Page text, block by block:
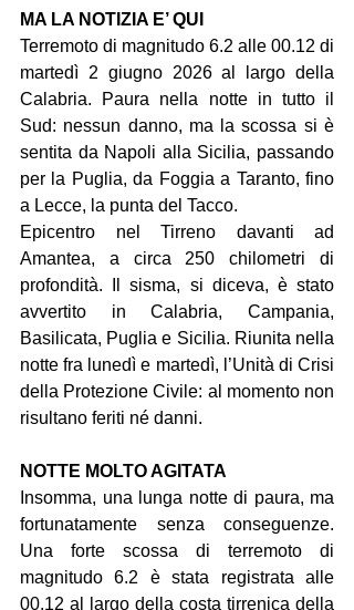
MA LA NOTIZIA E’ QUI
Terremoto di magnitudo 6.2 alle 00.12 di
martedì 2 giugno 2026 al largo della
Calabria. Paura nella notte in tutto il
Sud: nessun danno, ma la scossa si è
sentita da Napoli alla Sicilia, passando
per la Puglia, da Foggia a Taranto, fino
a Lecce, la punta del Tacco.
Epicentro nel Tirreno davanti ad
Amantea, a circa 250 chilometri di
profondità. Il sisma, si diceva, è stato
avvertito in Calabria, Campania,
Basilicata, Puglia e Sicilia. Riunita nella
notte fra lunedì e martedì, l’Unità di Crisi
della Protezione Civile: al momento non
risultano feriti né danni.
NOTTE MOLTO AGITATA
Insomma, una lunga notte di paura, ma
fortunatamente senza conseguenze.
Una forte scossa di terremoto di
magnitudo 6.2 è stata registrata alle
00.12 al largo della costa tirrenica della